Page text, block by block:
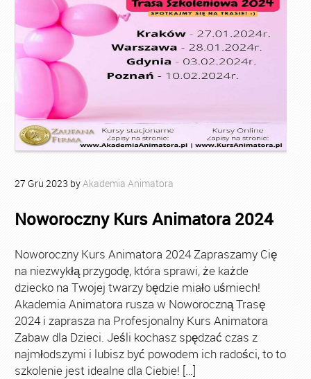
27 Gru 2023 byAkademia Animatora
Noworoczny Kurs Animatora 2024
Noworoczny Kurs Animatora 2024 Zapraszamy Cię
na niezwykłą przygodę, która sprawi, że każde
dziecko na Twojej twarzy będzie miało uśmiech!
Akademia Animatora rusza w Noworoczną Trasę
2024 i zaprasza na Profesjonalny Kurs Animatora
Zabaw dla Dzieci. Jeśli kochasz spędzać czas z
najmłodszymi i lubisz być powodem ich radości, to to
szkolenie jest idealne dla Ciebie! […]